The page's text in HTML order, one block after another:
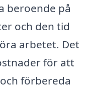
beroende på
och den tid
arbetet. Det
för att
förbereda